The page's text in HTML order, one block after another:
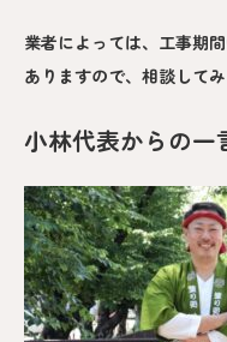
業者によっては、工事期
ありますので、相談して
小林代表からの一